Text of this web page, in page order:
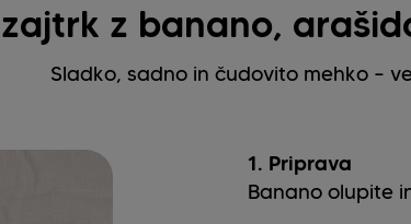
z banano,
Sladko, sadno in čudovito mehko –
1. Priprava
Banano olupite